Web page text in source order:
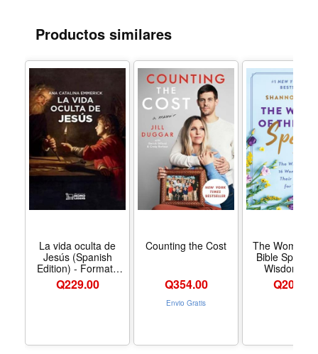
batalla de por vida contra la enfermedad y lo que la
alimentó a pesar de que aparentemente lo tenía todo.
Productos similares
La vida oculta de
Jesús (Spanish
Edition) - Formato
Paperback
Q229.00
Counting the Cost
Q354.00
Envio Gratis
The Women
Bible Speak:
Wisdom of
Women and
Lessons for
Q204.00